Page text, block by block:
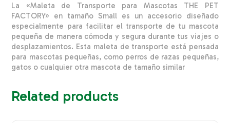
La «Maleta de Transporte para Mascotas THE PET
FACTORY» en tamaño Small es un accesorio diseñado
especialmente para facilitar el transporte de tu mascota
pequeña de manera cómoda y segura durante tus viajes o
desplazamientos. Esta maleta de transporte está pensada
para mascotas pequeñas, como perros de razas pequeñas,
gatos o cualquier otra mascota de tamaño similar
Related products